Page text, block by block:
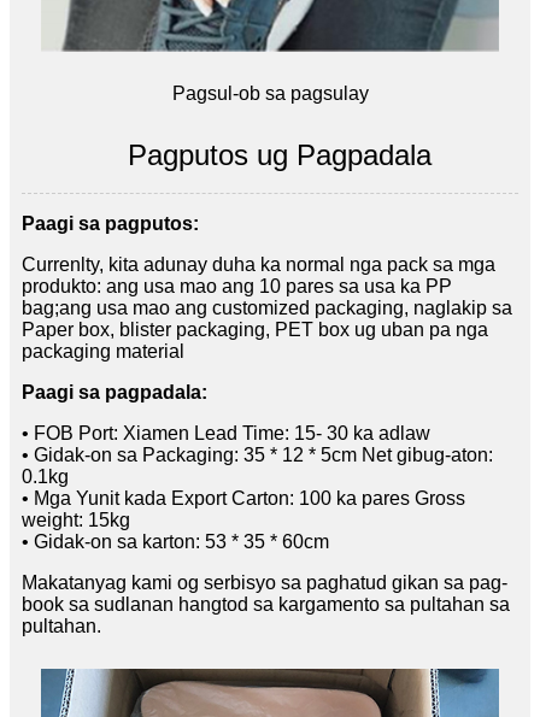
Pagsul-ob sa pagsulay
Pagputos ug Pagpadala
Paagi sa pagputos:
Currenlty, kita adunay duha ka normal nga pack sa mga
produkto: ang usa mao ang 10 pares sa usa ka PP
bag;ang usa mao ang customized packaging, naglakip sa
Paper box, blister packaging, PET box ug uban pa nga
packaging material
Paagi sa pagpadala:
• FOB Port: Xiamen Lead Time: 15- 30 ka adlaw
• Gidak-on sa Packaging: 35 * 12 * 5cm Net gibug-aton:
0.1kg
• Mga Yunit kada Export Carton: 100 ka pares Gross
weight: 15kg
• Gidak-on sa karton: 53 * 35 * 60cm
Makatanyag kami og serbisyo sa paghatud gikan sa pag-
book sa sudlanan hangtod sa kargamento sa pultahan sa
pultahan.